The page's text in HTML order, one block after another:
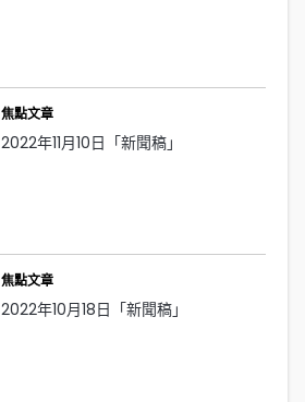
焦點文章
2022年11月10日「新聞稿」
焦點文章
2022年10月18日「新聞稿」